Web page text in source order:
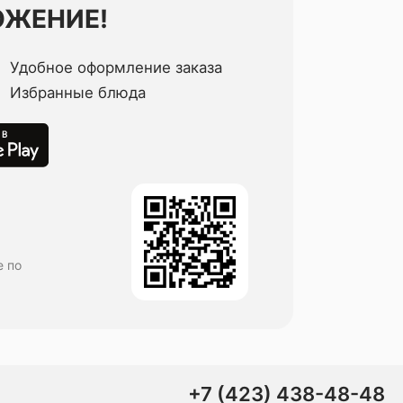
Удобное оформление заказа
Избранные блюда
по
+7 (423) 438-48-48